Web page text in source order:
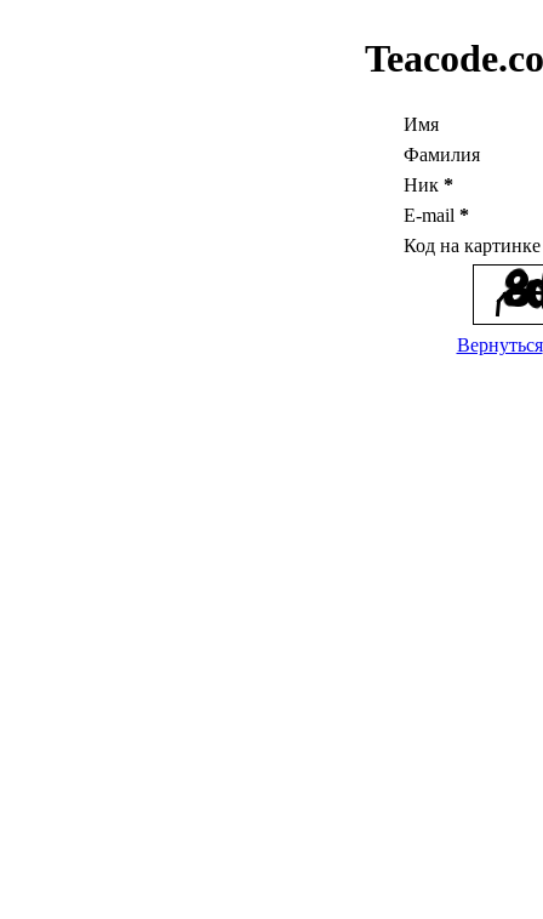
Имя
Фамилия
Ник *
E-mail *
Код на
Вернуться